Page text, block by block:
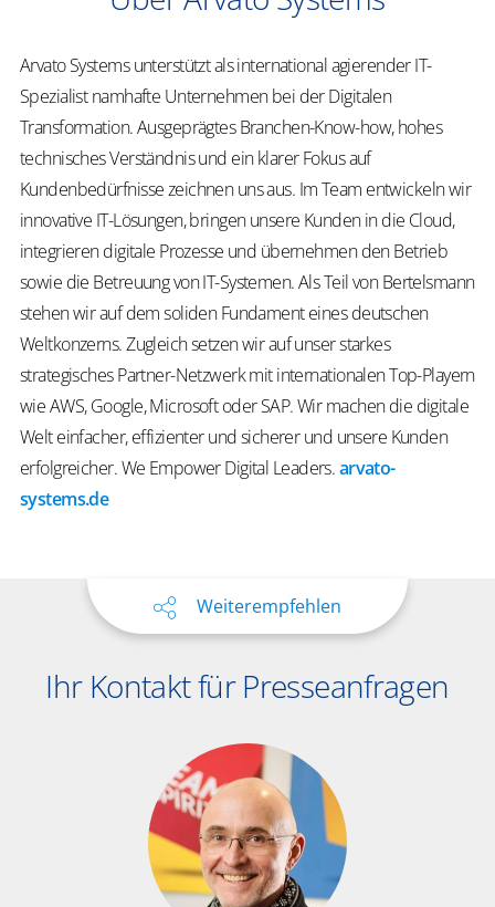
Arvato Systems unterstützt als international agierender IT-
Spezialist namhafte Unternehmen bei der Digitalen
Transformation. Ausgeprägtes Branchen-Know-how, hohes
technisches Verständnis und ein klarer Fokus auf
Kundenbedürfnisse zeichnen uns aus. Im Team entwickeln wir
innovative IT-Lösungen, bringen unsere Kunden in die Cloud,
integrieren digitale Prozesse und übernehmen den Betrieb
sowie die Betreuung von IT-Systemen. Als Teil von Bertelsmann
stehen wir auf dem soliden Fundament eines deutschen
Weltkonzerns. Zugleich setzen wir auf unser starkes
strategisches Partner-Netzwerk mit internationalen Top-Playern
wie AWS, Google, Microsoft oder SAP. Wir machen die digitale
Welt einfacher, effizienter und sicherer und unsere Kunden
erfolgreicher.We EmpowerDigital Leaders.arvato-
systems.de
Weiterempfehlen
Ihr Kontakt für Presseanfragen